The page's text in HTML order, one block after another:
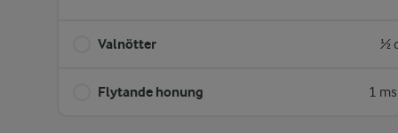
Valnötter ½
Flytande honung 1